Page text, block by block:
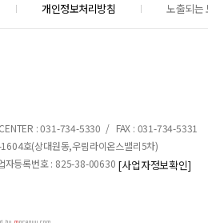
개인정보처리방침 노출되는
: 031-734-5330 / FAX : 031-734-5331
호(상대원동,우림라이온스밸리5차)
등록번호 : 825-38-00630 [사업자정보확인]